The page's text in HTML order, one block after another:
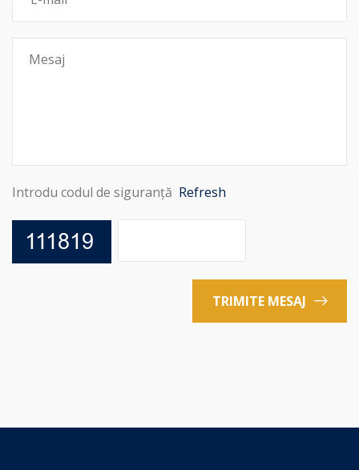
Introdu codul de siguranță Refresh
TRIMITE MESAJ